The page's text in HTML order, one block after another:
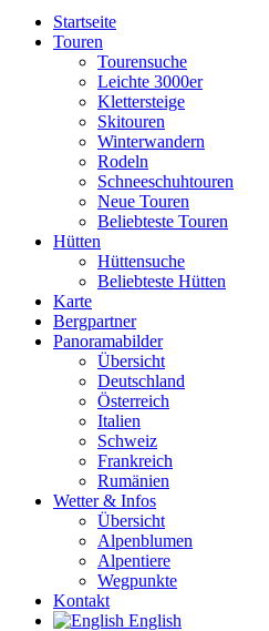
Startseite
Touren
Tourensuche
Leichte 3000er
Klettersteige
Skitouren
Winterwandern
Rodeln
Schneeschuhtouren
Neue Touren
Beliebteste Touren
Hütten
Hüttensuche
Beliebteste Hütten
Karte
Bergpartner
Panoramabilder
Übersicht
Deutschland
Österreich
Italien
Schweiz
Frankreich
Rumänien
Wetter & Infos
Übersicht
Alpenblumen
Alpentiere
Wegpunkte
Kontakt
English